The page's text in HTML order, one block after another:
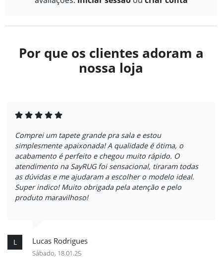
Por que os clientes adoram a
nossa loja
Comprei um tapete grande pra sala e estou
simplesmente apaixonada! A qualidade é ótima, o
acabamento é perfeito e chegou muito rápido. O
atendimento na SayRUG foi sensacional, tiraram todas
as dúvidas e me ajudaram a escolher o modelo ideal.
Super indico! Muito obrigada pela atenção e pelo
produto maravilhoso!
L Lucas Rodrigues
Sábado, 18.01.25